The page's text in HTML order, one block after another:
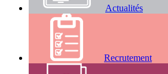
Actualités
Recrutement